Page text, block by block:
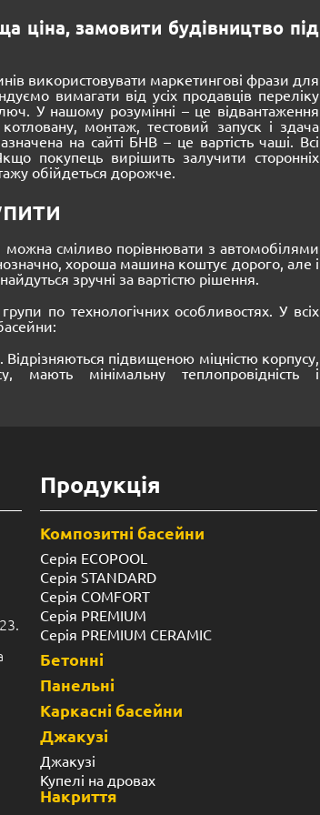
ціна, замовити будівництво під
використовувати маркетингові фрази для
вимагати від усіх продавців переліку
У нашому розумінні – це відвантаження
монтаж, тестовий запуск і здача
на сайті БНВ – це вартість чаші. Всі
покупець вирішить залучити сторонніх
обійдеться дорожче.
можна сміливо порівнювати з автомобілями
хороша машина коштує дорого, але і
зручні за вартістю рішення.
по технологічних особливостях. У всіх
підвищеною міцністю корпусу,
мають мінімальну теплопровідність і
Продукція
Композитні басейни
Серія ECOPOOL
Серія STANDARD
Серія COMFORT
Серія PREMIUM
Серія PREMIUM CERAMIC
Бетонні
Панельні
Каркасні басейни
Джакузі
Джакузі
Купелі на дровах
Накриття